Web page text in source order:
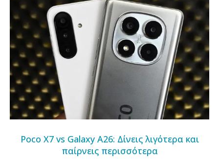
Poco X7 vs Galaxy A26: Δίνεις λιγότερα και
παίρνεις περισσότερα